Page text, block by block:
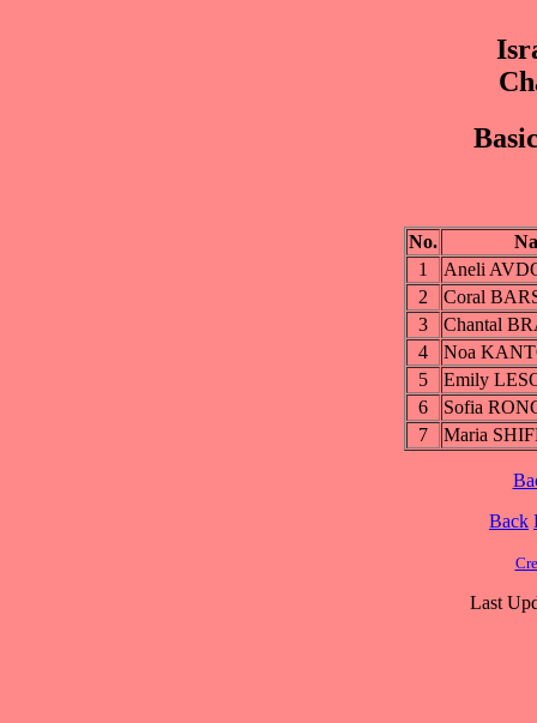
No.
1
Aneli
2
Coral
3
Chantal
4
Noa
5
Emily
6
Sofia
7
Maria
Back
Last